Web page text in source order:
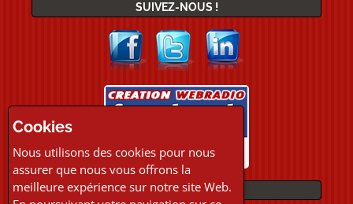
SUIVEZ-NOUS !
PAIEMENTS
Cookies
Nous utilisons des cookies pour nous
assurer que nous vous offrons la
meilleure expérience sur notre site Web.